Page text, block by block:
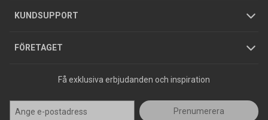
KUNDSUPPORT
Varumärken
FÖRETAGET
Jobba hos oss
Press
Få exklusiva erbjudanden och inspiration
Prenumerera